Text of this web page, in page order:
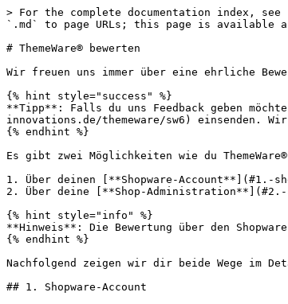
> For the complete documentation index,
`.md` to page URLs; this page is available
# ThemeWare® bewerten
Wir freuen uns immer über eine ehrliche
{% hint style="success" %}
**Tipp**: Falls du uns Feedback geben
innovations.de/themeware/sw6) einsenden.
{% endhint %}
Es gibt zwei Möglichkeiten wie du
1. Über deinen [**Shopware-Account**](#1.-
2. Über deine [**Shop-
{% hint style="info" %}
**Hinweis**: Die Bewertung über den
{% endhint %}
Nachfolgend zeigen wir dir beide Wege im
## 1. Shopware-Account